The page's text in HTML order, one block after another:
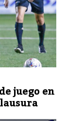
juego en